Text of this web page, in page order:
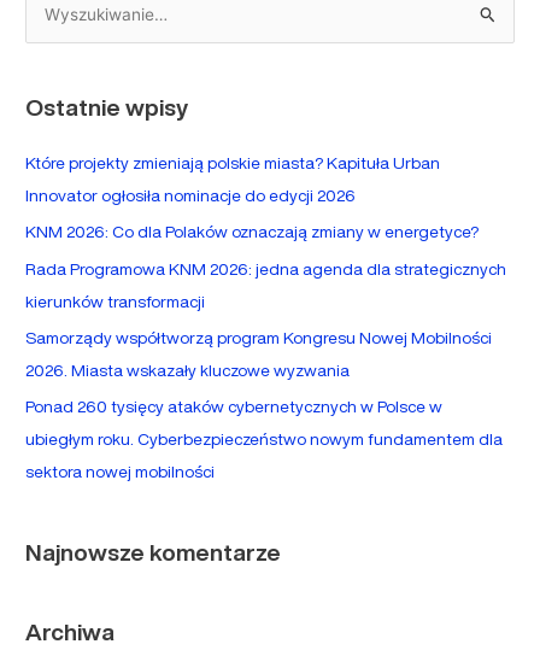
z
k
l
a
:
Ostatnie wpisy
Które projekty zmieniają polskie miasta? Kapituła Urban
Innovator ogłosiła nominacje do edycji 2026
KNM 2026: Co dla Polaków oznaczają zmiany w energetyce?
Rada Programowa KNM 2026: jedna agenda dla strategicznych
kierunków transformacji
Samorządy współtworzą program Kongresu Nowej Mobilności
2026. Miasta wskazały kluczowe wyzwania
Ponad 260 tysięcy ataków cybernetycznych w Polsce w
ubiegłym roku. Cyberbezpieczeństwo nowym fundamentem dla
sektora nowej mobilności
Najnowsze komentarze
Archiwa